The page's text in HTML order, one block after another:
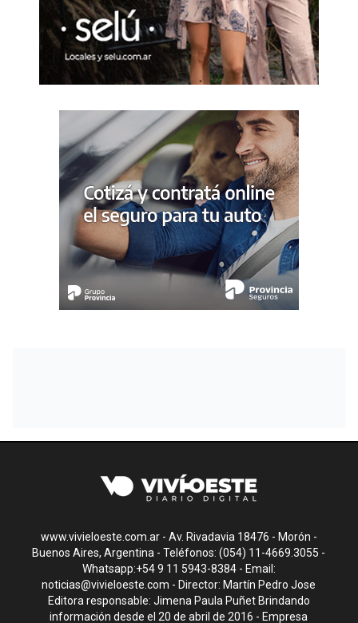
www.vivieloeste.com.ar - Av. Rivadavia 18476 - Morón -
Buenos Aires, Argentina - Teléfonos: (054) 11-4669.3055 -
Whatsapp:+54 9 11 5943-8384 - Email:
noticias@vivieloeste.com - Director: Martín Pedro Jose
Editora responsable: Jimena Paula Puñet Brindando
información desde el 20 de abril de 2016 - Empresa